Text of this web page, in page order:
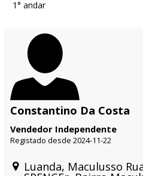
1° andar
Constantino Da Costa
Vendedor Independente
Registado desde 2024-11-22
Luanda, Maculusso